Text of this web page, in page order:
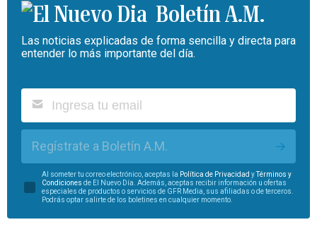
Boletín A.M.
Las noticias explicadas de forma sencilla y directa para
entender lo más importante del día.
Regístrate a Boletín A.M.
Al someter tu correo electrónico, aceptas la Política de Privacidad yTérminos y
Condiciones de El Nuevo Día. Además, aceptas recibir información u ofertas
especiales de productos o servicios de GFR Media, sus afiliadas o de terceros.
Podrás optar salirte de los boletines en cualquier momento.